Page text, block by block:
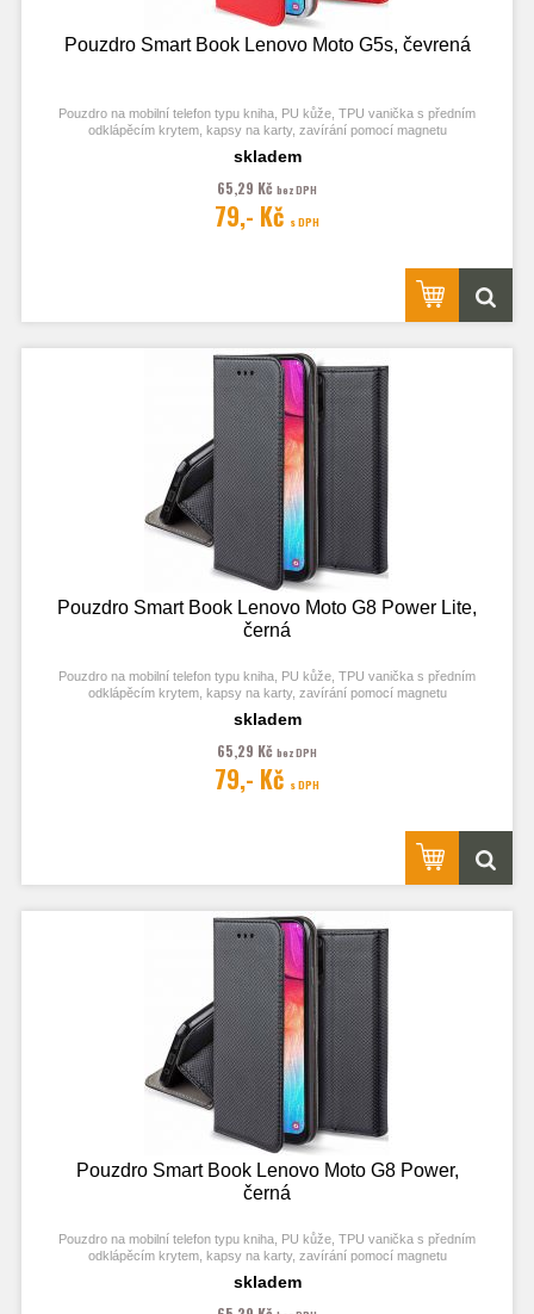
Pouzdro Smart Book Lenovo Moto G5s, čevrená
Pouzdro na mobilní telefon typu kniha, PU kůže, TPU vanička s předním
odklápěcím krytem, kapsy na karty, zavírání pomocí magnetu
Obrázek je pouze ilustrační a zobrazuje Stejná Pouzdra pro jiný model
telefonu. Výřezy na fotoaparát a konektory jsou dle daného telefonu.
skladem
65,29 Kč bez DPH
79,- Kč s DPH
Pouzdro Smart Book Lenovo Moto G8 Power Lite,
černá
Pouzdro na mobilní telefon typu kniha, PU kůže, TPU vanička s předním
odklápěcím krytem, kapsy na karty, zavírání pomocí magnetu
Obrázek je pouze ilustrační a zobrazuje Stejná Pouzdra pro jiný model
telefonu. Výřezy na fotoaparát a konektory jsou dle daného telefonu.
skladem
65,29 Kč bez DPH
79,- Kč s DPH
Pouzdro Smart Book Lenovo Moto G8 Power,
černá
Pouzdro na mobilní telefon typu kniha, PU kůže, TPU vanička s předním
odklápěcím krytem, kapsy na karty, zavírání pomocí magnetu
skladem